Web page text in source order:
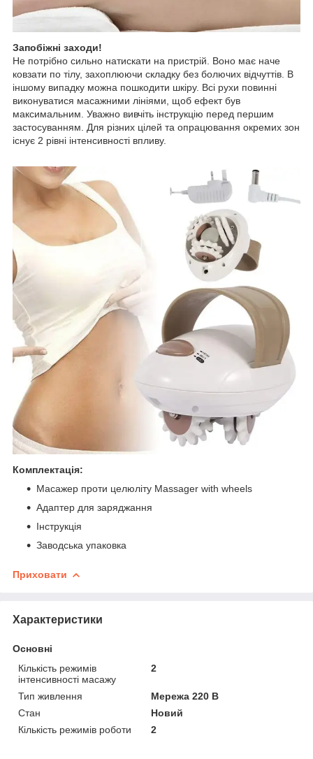
Запобіжні заходи!
Не потрібно сильно натискати на пристрій. Воно має наче
ковзати по тілу, захоплюючи складку без болючих відчуттів. В
іншому випадку можна пошкодити шкіру. Всі рухи повинні
виконуватися масажними лініями, щоб ефект був
максимальним. Уважно вивчіть інструкцію перед першим
застосуванням. Для різних цілей та опрацювання окремих зон
існує 2 рівні інтенсивності впливу.
Комплектація:
Масажер проти целюліту Massager with wheels
Адаптер для заряджання
Інструкція
Заводська упаковка
Приховати
Характеристики
Основні
Кількість режимів
інтенсивності масажу
2
Тип живлення
Мережа 220 В
Стан
Новий
Кількість режимів роботи
2